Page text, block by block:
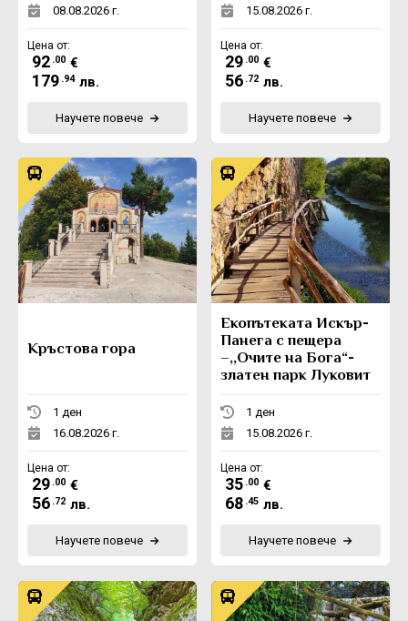
08.08.2026 г.
Цена от:
92 .00 €
179 .94 лв.
Научете повече
15.08.2026 г.
Цена от:
29 .00 €
56 .72 лв.
Научете повече
Кръстова гора
1 ден
16.08.2026 г.
Цена от:
29 .00 €
56 .72 лв.
Научете повече
Eкопътеката Искър-
Панега с пещера
–,,Очите на Бога“-
златен парк Луковит
1 ден
15.08.2026 г.
Цена от:
35 .00 €
68 .45 лв.
Научете повече